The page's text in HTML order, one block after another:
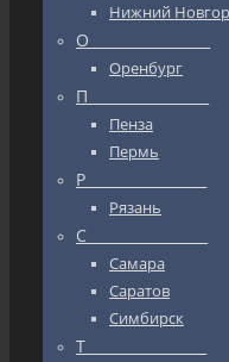
Нижний
О_________________
Оренбург
П_________________
Пенза
Пермь
Р_________________
Рязань
С_________________
Самара
Саратов
Симбирск
Т_________________